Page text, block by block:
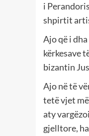
i
shpirtit
Ajo që i
kërkesave
bizantin
Ajo në të
tetë vjet
aty
gjelltore,